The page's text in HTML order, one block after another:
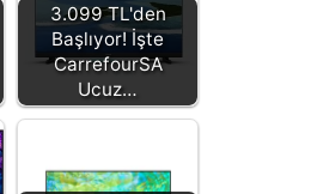
3.099 TL'den
Başlıyor! İşte
CarrefourSA
Ucuz…